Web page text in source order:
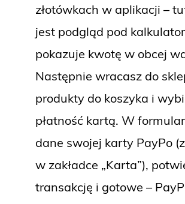
złotówkach w aplikacji –
jest podgląd pod
pokazuje kwotę w obcej
Następnie wracasz do
produkty do koszyka i
płatność kartą. W
dane swojej karty PayPo
w zakładce „Karta”),
transakcję i gotowe –